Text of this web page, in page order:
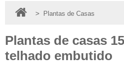
> Plantas de Casas
Plantas de casas
telhado embutido